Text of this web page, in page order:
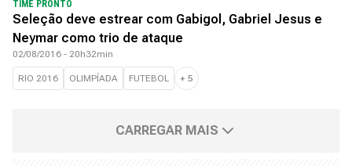
TIME PRONTO
Seleção deve estrear com Gabigol, Gabriel Jesus e
Neymar como trio de ataque
02/08/2016 - 20h32min
RIO 2016 OLIMPÍADA FUTEBOL + 5
CARREGAR MAIS